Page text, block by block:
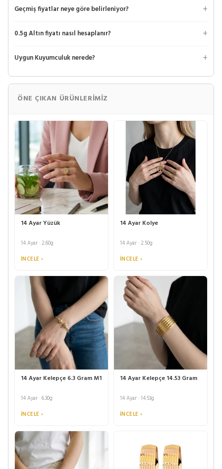
Geçmiş fiyatlar neye göre belirleniyor?
0.5g Altın fiyatı nasıl hesaplanır?
Uygun Kuyumculuk nerede?
ÖNE ÇIKAN ÜRÜNLERIMIZ
14 Ayar Yüzük
14 Ayar · 2.60g
İNCELE ›
14 Ayar Kolye
14 Ayar · 2.50g
İNCELE ›
14 Ayar Kelepçe 6.3 Gram M1
14 Ayar · 6.30g
İNCELE ›
14 Ayar Kelepçe 14.53 Gram
14 Ayar · 14.53g
İNCELE ›